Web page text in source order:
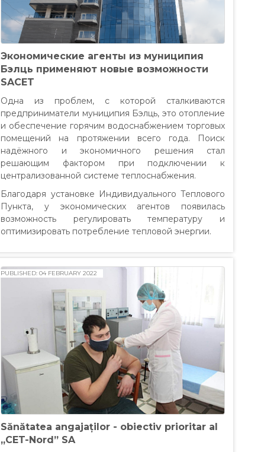
Экономические агенты из муниципия
Бэлць применяют новые возможности
SACET
Одна из проблем, с которой сталкиваются
предприниматели муниципия Бэлць, это отопление
и обеспечение горячим водоснабжением торговых
помещений на протяжении всего года. Поиск
надёжного и экономичного решения стал
решающим фактором при подключении к
централизованной системе теплоснабжения.
Благодаря установке Индивидуального Теплового
Пункта, у экономических агентов появилась
возможность регулировать температуру и
оптимизировать потребление тепловой энергии.
Sănătatea angajaților - obiectiv prioritar al
„CET-Nord” SA
PUBLISHED: 04 FEBRUARY 2022